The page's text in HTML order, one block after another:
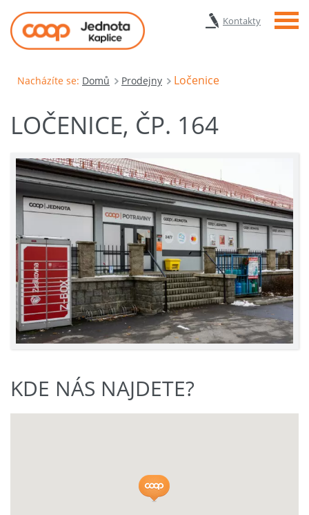
Kontakty Menu
Nacházíte se: Domů Prodejny Ločenice
LOČENICE, ČP. 164
KDE NÁS NAJDETE?